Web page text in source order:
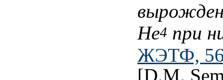
He4 при
ЖЭТФ, 56
[D.M.